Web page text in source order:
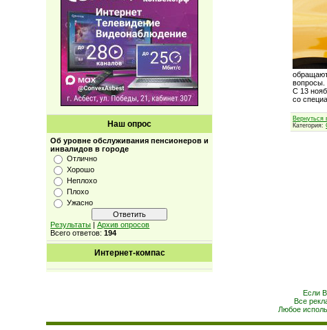
Наш опрос
Об уровне обслуживания пенсионеров и
инвалидов в городе
Отлично
Хорошо
Неплохо
Плохо
Ужасно
Результаты |Архив опросов
Всего ответов:194
Интернет-компас
вопросы.
С 13
со
Вернуться
Категория:
Если
Все
Любое